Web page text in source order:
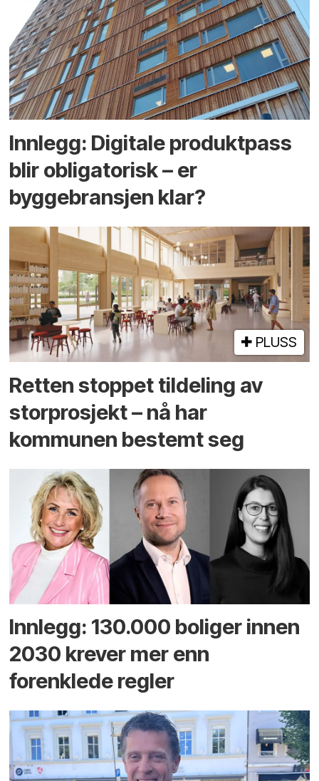
Innlegg: Digitale produktpass
blir obligatorisk – er
byggebransjen klar?
PLUSS
Retten stoppet tildeling av
storprosjekt – nå har
kommunen bestemt seg
Innlegg: 130.000 boliger innen
2030 krever mer enn
forenklede regler